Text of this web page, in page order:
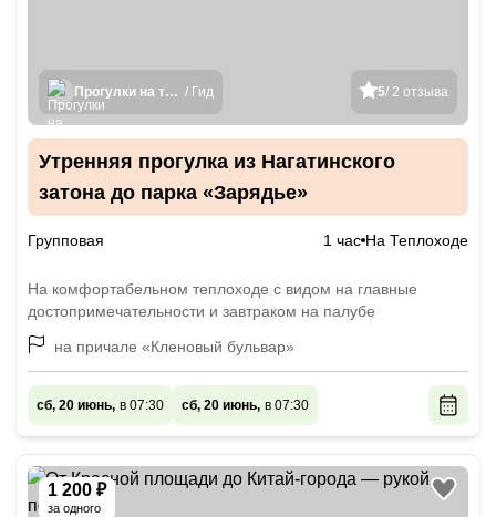
5/ 2 отзыва
Прогулки на теплоходах / Гид
Утренняя прогулка из Нагатинского
затона до парка «Зарядье»
Групповая 1 час На Теплоходе
На комфортабельном теплоходе с видом на главные
достопримечательности и завтраком на палубе
на причале «Кленовый бульвар»
сб, 20 июнь, в 07:30 сб, 20 июнь, в 07:30
1 200 ₽
за одного